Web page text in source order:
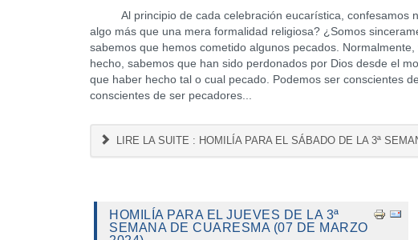
Al principio de cada celebración eucarística, confesamos
algo más que una mera formalidad religiosa? ¿Somos
sabemos que hemos cometido algunos pecados.
hecho, sabemos que han sido perdonados por Dios desde el
que haber hecho tal o cual pecado. Podemos ser conscientes
conscientes de ser pecadores...
LIRE LA SUITE : HOMILÍA PARA EL SÁBADO DE LA 3ª
HOMILÍA PARA EL JUEVES DE LA 3ª
SEMANA DE CUARESMA (07 DE MARZO